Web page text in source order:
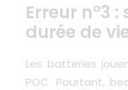
Erreur n°3
durée de
Les batteries
POC. Pourtant,